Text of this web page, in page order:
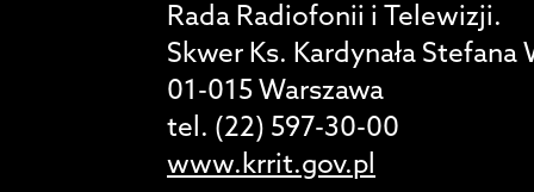
Rada Radiofonii i Telewizji.
Skwer Ks. Kardynała
01-015 Warszawa
tel. (22) 597-30-00
www.krrit.gov.pl